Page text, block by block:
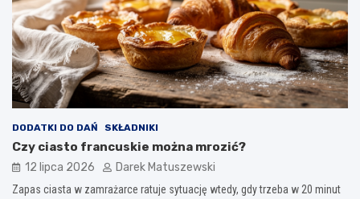
DODATKI DO DAŃ SKŁADNIKI
Czy ciasto francuskie można mrozić?
12 lipca 2026 Darek Matuszewski
Zapas ciasta w zamrażarce ratuje sytuację wtedy, gdy trzeba w 20 minut